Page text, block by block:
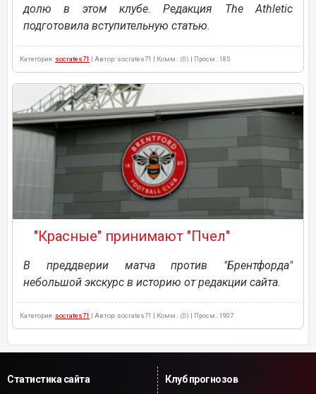
долю в этом клубе. Редакция The Athletic
подготовила вступительную статью.
Категория: socrates71 | Автор: socrates71 | Комм.: (0) | Просм.: 185
"Красные" принимают "Пчел"
В преддверии матча против "Брентфорда"
небольшой экскурс в историю от редакции сайта.
Категория: socrates71 | Автор: socrates71 | Комм.: (0) | Просм.: 1907
Статистика сайта
Клуб прогнозов